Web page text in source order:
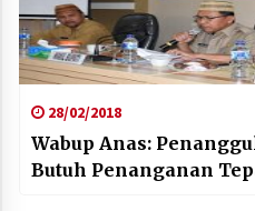
28/02/2018
Wabup Anas:
Butuh Penanganan